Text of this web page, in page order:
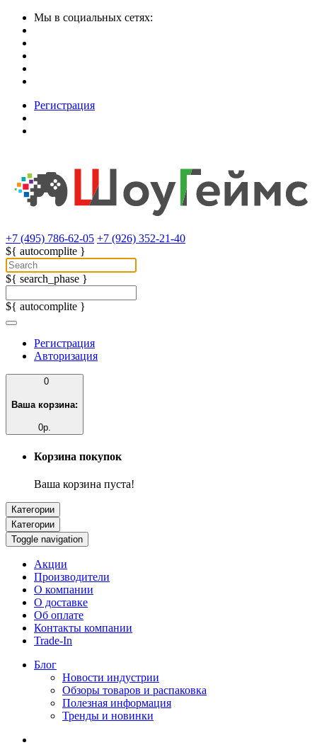
Мы в социальных сетях:
Регистрация
+7 (495) 786-62-05 +7 (926) 352-21-40
${ autocomplite }
${ search_phase }
${ autocomplite }
Регистрация
Авторизация
0
Ваша корзина:
0р.
Корзина покупок
Ваша корзина пуста!
Категории
Категории
Toggle navigation
Акции
Производители
О компании
О доставке
Об оплате
Контакты компании
Trade-In
Блог
Новости индустрии
Обзоры товаров и распаковка
Полезная информация
Тренды и новинки